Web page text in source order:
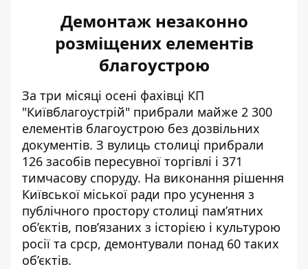
Демонтаж незаконно
розміщених елементів
благоустрою
За три місяці осені фахівці КП
"Київблагоустрій" прибрали майже 2 300
елементів благоустрою без дозвільних
документів. З вулиць столиці прибрали
126 засобів пересувної торгівлі і 371
тимчасову споруду. На виконання рішення
Київської міської ради про усунення з
публічного простору столиці пам’ятних
об’єктів, пов’язаних з історією і культурою
росії та срср, демонтували понад 60 таких
об’єктів.